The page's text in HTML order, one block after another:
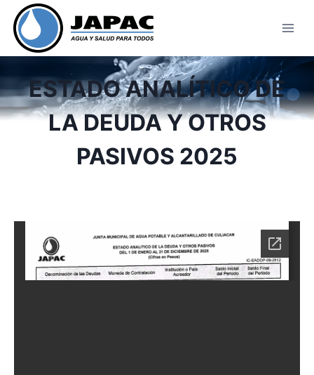
Skip
content
ESTADO ANALÍTICO DE
LA DEUDA Y OTROS
PASIVOS 2025